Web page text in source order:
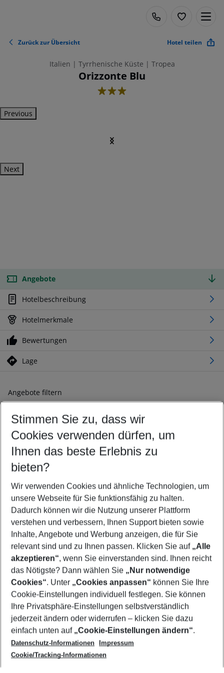
Zurück zur Übersicht Hotel teilen
Italien | Tyrrhenische Küste | Tropea
Orizzonte Blu
3
Previous
Next
Angebote
Hotelbeschreibung
Hotelmerkmale
Bewertungen
Lage
Angebote filtern
Ändern Sie Ihre Kriterien nach Ihren Wünschen
Abflughafen wählen
Beliebiger Abflughafen
Reisezeitraum wählen
10.08.26– 08.08.27 5-8 Nächte
2 Erwachsene Keine Kinder
Mehr Filter anzeigen
Footer
Footer navigation
Über uns
AGB
Cookie-Einstellungen ändern
Cookie-Richtlinie
Datenschutz
Service & Hilfe
Barrierefreies Reisen
Check-in
Folgen Sie uns
Stimmen Sie zu, dass wir
Cookies verwenden dürfen, um
Ihnen das beste Erlebnis zu
bieten?
Wir verwenden Cookies und ähnliche Technologien, um
unsere Webseite für Sie funktionsfähig zu halten.
Dadurch können wir die Nutzung unserer Plattform
verstehen und verbessern, Ihnen Support bieten sowie
Inhalte, Angebote und Werbung anzeigen, die für Sie
relevant sind und zu Ihnen passen. Klicken Sie auf „Alle
akzeptieren“, wenn Sie einverstanden sind. Ihnen reicht
das Nötigste? Dann wählen Sie „Nur notwendige
Cookies“. Unter „Cookies anpassen“ können Sie Ihre
Cookie-Einstellungen individuell festlegen. Sie können
Ihre Privatsphäre-Einstellungen selbstverständlich
jederzeit ändern oder widerrufen – klicken Sie dazu
einfach unten auf „Cookie-Einstellungen ändern“.
Datenschutz-Informationen
Impressum
Cookie/Tracking-Informationen